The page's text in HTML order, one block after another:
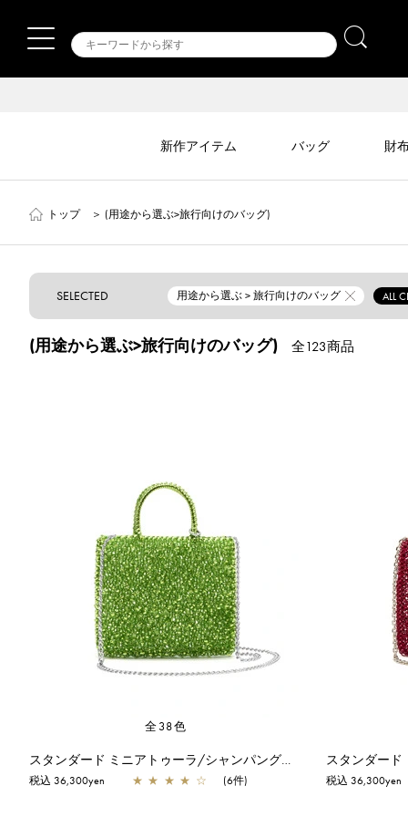
新作アイテム バッグ 財
トップ ＞ (用途から選ぶ>旅行向けのバッグ)
SELECTED 用途から選ぶ > 旅行向けのバッグ ALL
(用途から選ぶ>旅行向けのバッグ) 全123商品
全38色
スタンダード ミニアトゥーラ/シャンパングリーン
税込 36,300yen ★ ★ ★ ★ ☆ (6件)
スタンダー
税込 36,300yen